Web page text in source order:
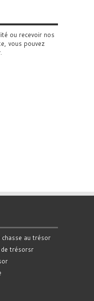
ou recevoir nos
vous pouvez
.
au trésor
de trésorsr